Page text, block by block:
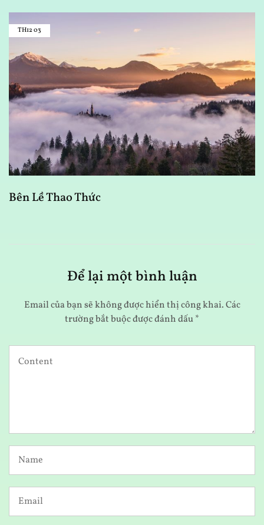
TH1203
Bên Lề Thao Thức
Để lại một bình luận
Email của bạn sẽ không được hiển thị công khai.Các
trường bắt buộc được đánh dấu*